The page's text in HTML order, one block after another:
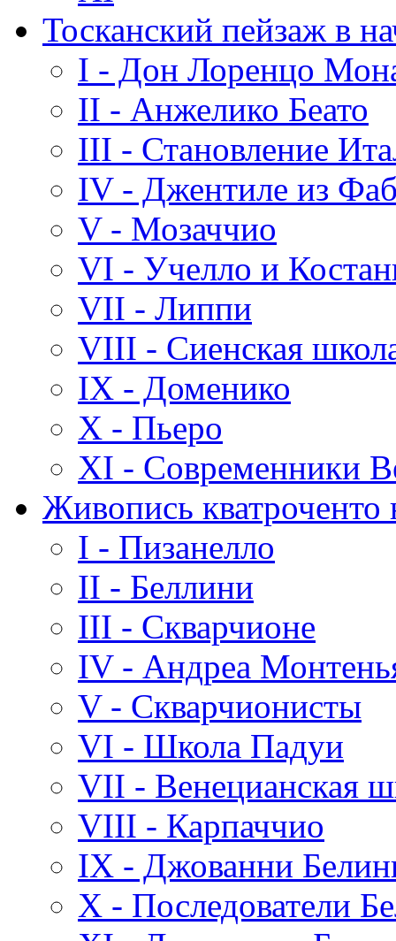
Тосканский пейзаж в
I - Дон Лоренцо
II - Анжелико Беато
III - Становление
IV - Джентиле из
V - Мозаччио
VI - Учелло и
VII - Липпи
VIII - Сиенская
IX - Доменико
X - Пьеро
XI - Современники
Живопись кватроченто
I - Пизанелло
II - Беллини
III - Скварчионе
IV - Андреа
V - Скварчионисты
VI - Школа Падуи
VII - Венецианская
VIII - Карпаччио
IX - Джованни
X - Последователи